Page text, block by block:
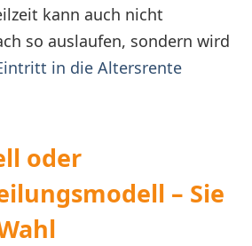
kann auch nicht
so auslaufen, sondern wird
in die Altersrente
oder
– Sie